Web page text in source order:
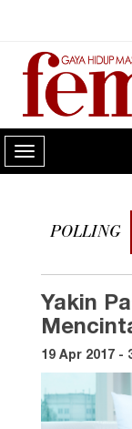
POLLING
Yakin
19 Apr 2017 -